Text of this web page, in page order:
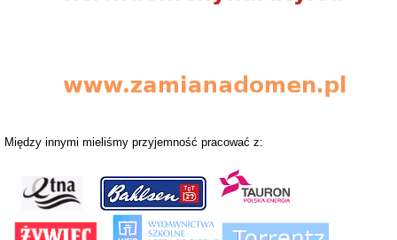
Między innymi mieliśmy przyjemność pracować z: